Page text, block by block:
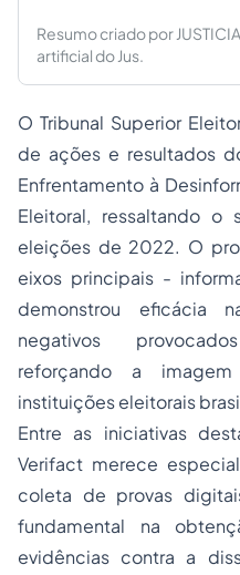
Resumo criado por
artificial do Jus.
O Tribunal Superior
de ações e resultados
Enfrentamento à
Eleitoral, ressaltando o
eleições de 2022. O
eixos principais -
demonstrou eficácia
negativos
reforçando a
instituições eleitorais
Entre as iniciativas
Verifact merece
coleta de provas
fundamental na
evidências contra a